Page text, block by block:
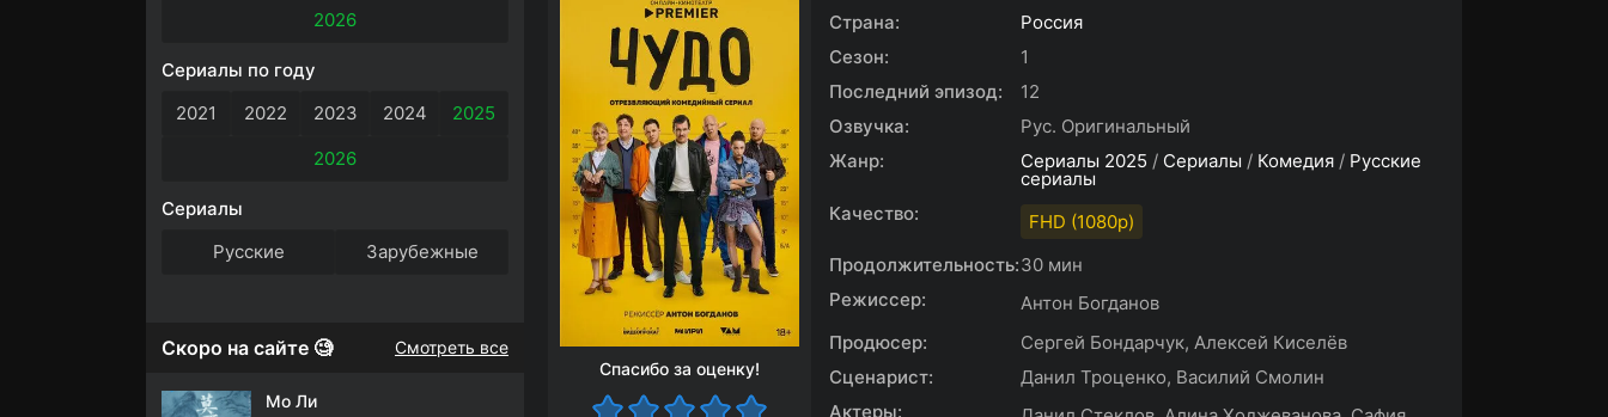
Спасибо за оценку!
Страна:
Россия
Сезон:
1
Последний эпизод:
12
Озвучка:
Рус. Оригинальный
Жанр:
Сериалы 2025 / Сериалы / Комедия / Русские
сериалы
Качество:
FHD (1080p)
Продолжительность:30 мин
Режиссер:
Антон Богданов
Продюсер:
Сергей Бондарчук, Алексей Киселёв
Сценарист:
Данил Троценко, Василий Смолин
Актеры:
2026
Сериалы по году
2021
2022 2023 2024
2025
2026
Сериалы
Русские
Зарубежные
Скоро на сайте 🧐 Смотреть все
Мо Ли